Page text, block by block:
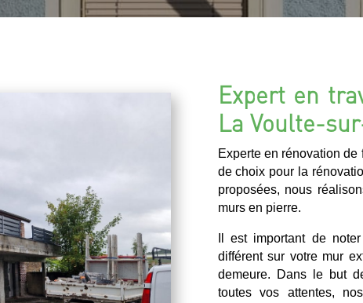
Expert en
La Voulte-
Experte en rénovation
de choix pour la
proposées, nous
murs en pierre.
Il est important de
différent sur votre mur
demeure. Dans le but
toutes vos attentes,